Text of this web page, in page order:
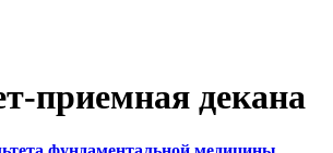
приемная декана